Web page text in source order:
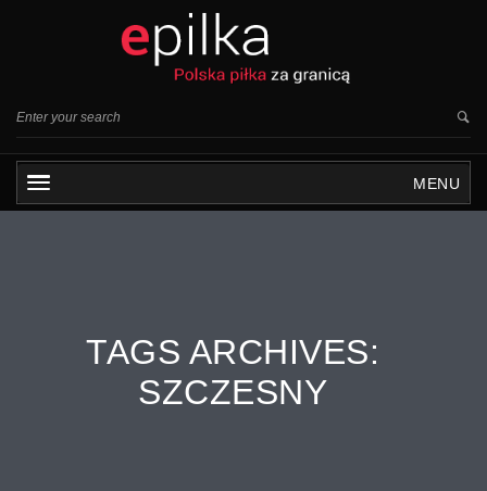
MENU
TAGS ARCHIVES:
SZCZESNY